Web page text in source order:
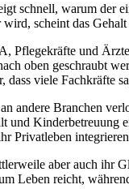
schnell, warum der
scheint das
Pflegekräfte und
oben geschraubt
viele Fachkräfte
andere Branchen
und
Privatleben
aber auch ihr
Leben reicht,